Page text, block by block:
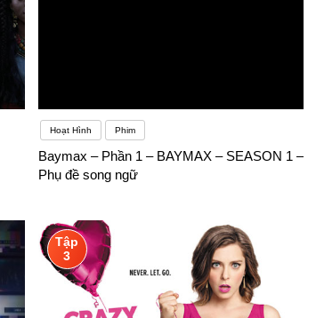
Hoạt Hình Phim
Baymax – Phần 1 – BAYMAX – SEASON 1 –
Phụ đề song ngữ
Tập
3